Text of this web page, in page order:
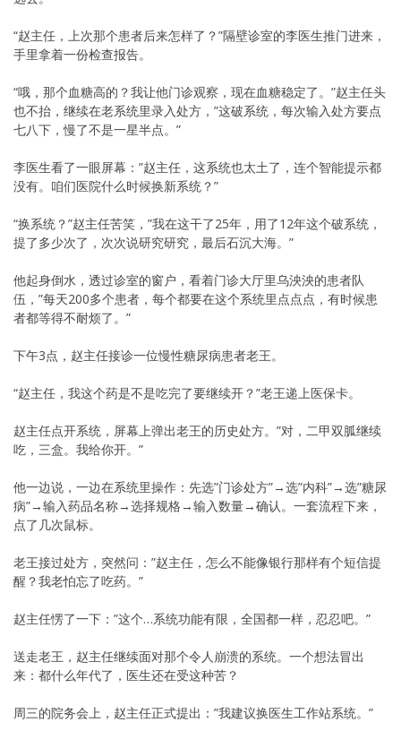
“赵主任，上次那个患者后来怎样了？”隔壁诊室的李医生推门进来，
手里拿着一份检查报告。
“哦，那个血糖高的？我让他门诊观察，现在血糖稳定了。”赵主任头
也不抬，继续在老系统里录入处方，”这破系统，每次输入处方要点
七八下，慢了不是一星半点。”
李医生看了一眼屏幕：”赵主任，这系统也太土了，连个智能提示都
没有。咱们医院什么时候换新系统？”
“换系统？”赵主任苦笑，”我在这干了25年，用了12年这个破系统，
提了多少次了，次次说研究研究，最后石沉大海。”
他起身倒水，透过诊室的窗户，看着门诊大厅里乌泱泱的患者队
伍，”每天200多个患者，每个都要在这个系统里点点点，有时候患
者都等得不耐烦了。”
下午3点，赵主任接诊一位慢性糖尿病患者老王。
“赵主任，我这个药是不是吃完了要继续开？”老王递上医保卡。
赵主任点开系统，屏幕上弹出老王的历史处方。”对，二甲双胍继续
吃，三盒。我给你开。”
他一边说，一边在系统里操作：先选”门诊处方”→选”内科”→选”糖尿
病”→输入药品名称→选择规格→输入数量→确认。一套流程下来，
点了几次鼠标。
老王接过处方，突然问：”赵主任，怎么不能像银行那样有个短信提
醒？我老怕忘了吃药。”
赵主任愣了一下：”这个…系统功能有限，全国都一样，忍忍吧。”
送走老王，赵主任继续面对那个令人崩溃的系统。一个想法冒出
来：都什么年代了，医生还在受这种苦？
周三的院务会上，赵主任正式提出：”我建议换医生工作站系统。”